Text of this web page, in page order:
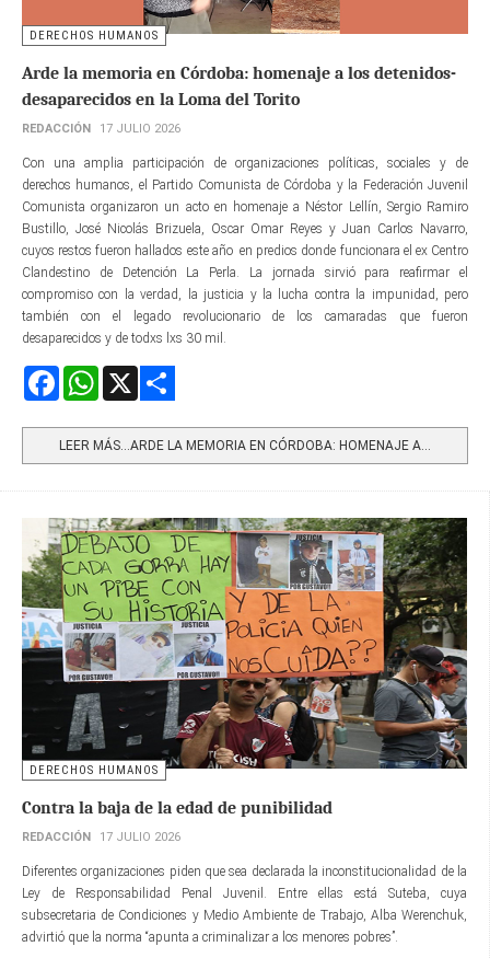
DERECHOS HUMANOS
Arde la memoria en Córdoba: homenaje a los detenidos-
desaparecidos en la Loma del Torito
REDACCIÓN 17 JULIO 2026
Con una amplia participación de organizaciones políticas, sociales y de
derechos humanos, el Partido Comunista de Córdoba y la Federación Juvenil
Comunista organizaron un acto en homenaje a Néstor Lellín, Sergio Ramiro
Bustillo, José Nicolás Brizuela, Oscar Omar Reyes y Juan Carlos Navarro,
cuyos restos fueron hallados este año en predios donde funcionara el ex Centro
Clandestino de Detención La Perla. La jornada sirvió para reafirmar el
compromiso con la verdad, la justicia y la lucha contra la impunidad, pero
también con el legado revolucionario de los camaradas que fueron
desaparecidos y de todxs lxs 30 mil.
FacebookWhatsApp
LEER MÁS…ARDE LA MEMORIA EN CÓRDOBA: HOMENAJE A...
DERECHOS HUMANOS
Contra la baja de la edad de punibilidad
REDACCIÓN 17 JULIO 2026
Diferentes organizaciones piden que sea declarada la inconstitucionalidad de la
Ley de Responsabilidad Penal Juvenil. Entre ellas está Suteba, cuya
subsecretaria de Condiciones y Medio Ambiente de Trabajo, Alba Werenchuk,
advirtió que la norma “apunta a criminalizar a los menores pobres”.